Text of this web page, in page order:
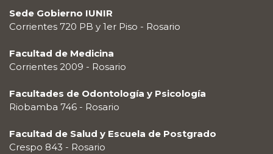
Sede Gobierno IUNIR
Corrientes 720 PB y 1er Piso - Rosario
Facultad de Medicina
Corrientes 2009 - Rosario
Facultades de Odontología y Psicología
Riobamba 746 - Rosario
Facultad de Salud y Escuela de Postgrado
Crespo 843 - Rosario